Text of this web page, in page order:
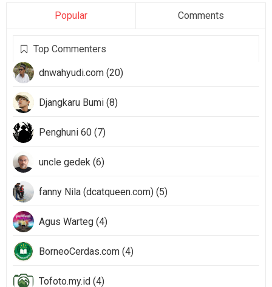
Popular Comments
Top Commenters
dnwahyudi.com (20)
Djangkaru Bumi (8)
Penghuni 60 (7)
uncle gedek (6)
fanny Nila (dcatqueen.com) (5)
Agus Warteg (4)
BorneoCerdas.com (4)
Tofoto.my.id (4)